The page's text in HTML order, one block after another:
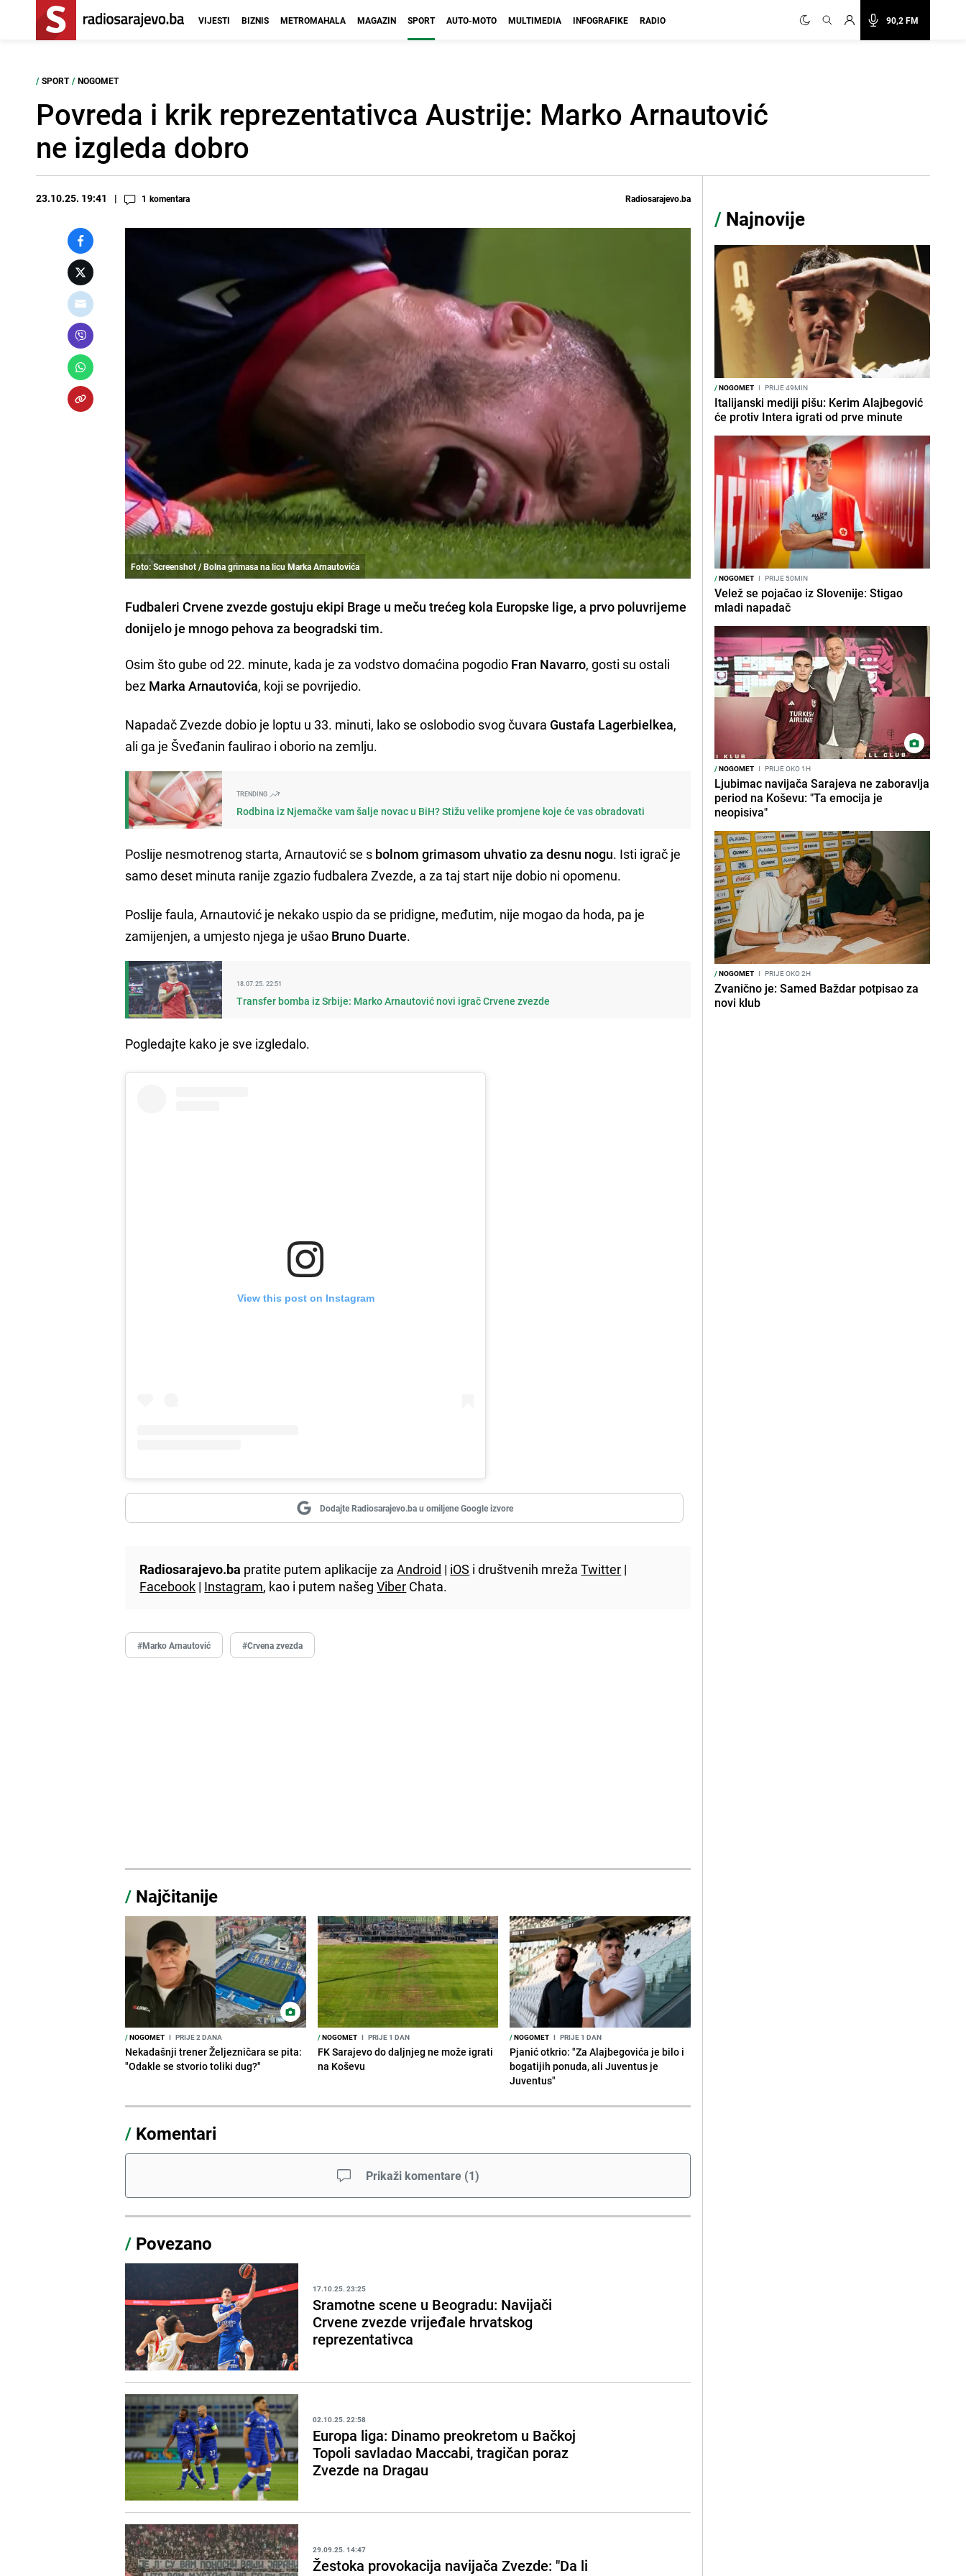
90,2 FM
VIJESTI BIZNIS METROMAHALA MAGAZIN SPORT AUTO-MOTO MULTIMEDIA INFOGRAFIKE RADIO
/ SPORT / NOGOMET
Povreda i krik reprezentativca Austrije: Marko Arnautović
ne izgleda dobro
23.10.25. 19:41 1 komentara Radiosarajevo.ba
Foto: Screenshot / Bolna grimasa na licu Marka Arnautovića
Fudbaleri Crvene zvezde gostuju ekipi Brage u meču trećeg kola Europske lige, a prvo poluvrijeme
donijelo je mnogo pehova za beogradski tim.
Osim što gube od 22. minute, kada je za vodstvo domaćina pogodio Fran Navarro, gosti su ostali
bez Marka Arnautovića, koji se povrijedio.
Napadač Zvezde dobio je loptu u 33. minuti, lako se oslobodio svog čuvara Gustafa Lagerbielkea,
ali ga je Šveđanin faulirao i oborio na zemlju.
TRENDING
Rodbina iz Njemačke vam šalje novac u BiH? Stižu velike promjene koje će vas obradovati
Poslije nesmotrenog starta, Arnautović se s bolnom grimasom uhvatio za desnu nogu. Isti igrač je
samo deset minuta ranije zgazio fudbalera Zvezde, a za taj start nije dobio ni opomenu.
Poslije faula, Arnautović je nekako uspio da se pridigne, međutim, nije mogao da hoda, pa je
zamijenjen, a umjesto njega je ušao Bruno Duarte.
18.07.25. 22:51
Transfer bomba iz Srbije: Marko Arnautović novi igrač Crvene zvezde
Pogledajte kako je sve izgledalo.
View this post on Instagram
Dodajte Radiosarajevo.ba u omiljene Google izvore
Radiosarajevo.ba pratite putem aplikacije zaAndroid | iOS i društvenih mrežaTwitter |
Facebook | Instagram, kao i putem našegViber Chata.
#Marko Arnautović #Crvena zvezda
/ Najčitanije
/NOGOMET I PRIJE 2 DANA
Nekadašnji trener Željezničara se pita:
"Odakle se stvorio toliki dug?"
/NOGOMET I PRIJE 1 DAN
FK Sarajevo do daljnjeg ne može igrati
na Koševu
/NOGOMET I PRIJE 1 DAN
Pjanić otkrio: "Za Alajbegovića je bilo i
bogatijih ponuda, ali Juventus je
Juventus"
/ Komentari
Prikaži komentare (1)
/ Povezano
17.10.25. 23:25
Sramotne scene u Beogradu: Navijači
Crvene zvezde vrijeđale hrvatskog
reprezentativca
02.10.25. 22:58
Europa liga: Dinamo preokretom u Bačkoj
Topoli savladao Maccabi, tragičan poraz
Zvezde na Dragau
29.09.25. 14:47
Žestoka provokacija navijača Zvezde: "Da li
/ Najnovije
/NOGOMET I PRIJE 49MIN
Italijanski mediji pišu: Kerim Alajbegović
će protiv Intera igrati od prve minute
/NOGOMET I PRIJE 50MIN
Velež se pojačao iz Slovenije: Stigao
mladi napadač
/NOGOMET I PRIJE OKO 1H
Ljubimac navijača Sarajeva ne zaboravlja
period na Koševu: "Ta emocija je
neopisiva"
/NOGOMET I PRIJE OKO 2H
Zvanično je: Samed Baždar potpisao za
novi klub